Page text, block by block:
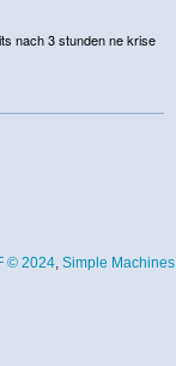
nach 3 stunden ne krise
© 2024, Simple Machines